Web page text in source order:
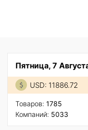
Пятница, 7
USD: 11886.72
Товаров: 1785
Компаний: 5033